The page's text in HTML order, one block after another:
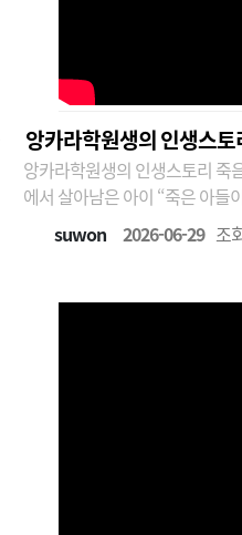
앙카라학원생의 인생스
복 편
앙카라학원생의 인생스토리 죽음의 위기 속
에서 살아남은 아이 “죽은 아들
왔다” 오경복은 한국전쟁 중 가
뒤 수원에 정착하여 튀르키예 군
이후 가족과 극적으로 재회한 뒤
suwon 2026-06-29 조